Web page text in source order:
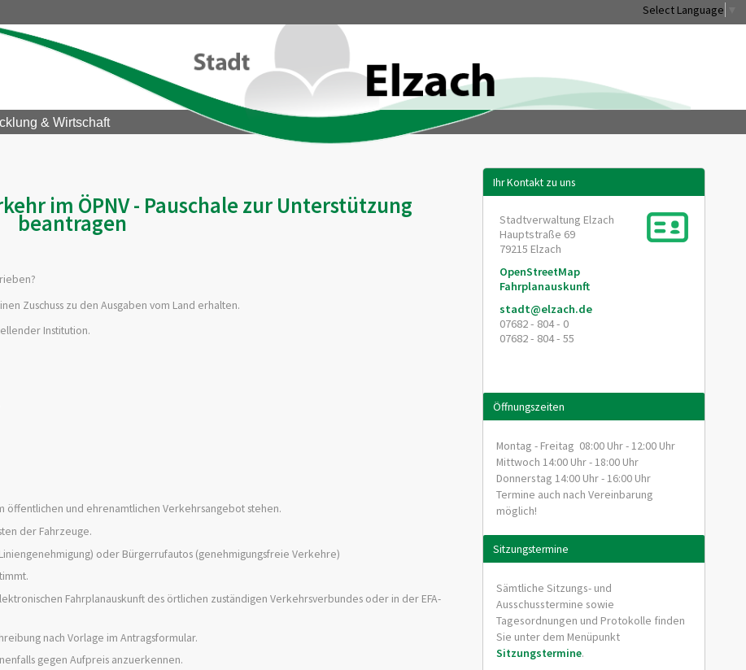
Select Language
& Wirtschaft
im ÖPNV - Pauschale zur Unterstützung
beantragen
Zuschuss zu den Ausgaben vom Land erhalten.
Institution.
öffentlichen und ehrenamtlichen Verkehrsangebot stehen.
der Fahrzeuge.
oder Bürgerrufautos (genehmigungsfreie Verkehre)
Fahrplanauskunft des örtlichen zuständigen Verkehrsverbundes oder in der EFA-
nach Vorlage im Antragsformular.
gegen Aufpreis anzuerkennen.
Ihr Kontakt zu uns
Stadtverwaltung Elzach
Hauptstraße 69
79215 Elzach
OpenStreetMap
Fahrplanauskunft
stadt@elzach.de
07682 - 804 - 0
07682 - 804 - 55
Öffnungszeiten
Montag - Freitag 08:00 Uhr - 12:00 Uhr
Mittwoch 14:00 Uhr - 18:00 Uhr
Donnerstag 14:00 Uhr - 16:00 Uhr
Termine auch nach Vereinbarung
möglich!
Sitzungstermine
Sämtliche Sitzungs- und
Ausschusstermine sowie
Tagesordnungen und Protokolle finden
Sie unter dem Menüpunkt
Sitzungstermine.